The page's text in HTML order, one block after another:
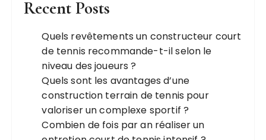
Recent Posts
Quels revêtements un constructeur court
de tennis recommande-t-il selon le
niveau des joueurs ?
Quels sont les avantages d’une
construction terrain de tennis pour
valoriser un complexe sportif ?
Combien de fois par an réaliser un